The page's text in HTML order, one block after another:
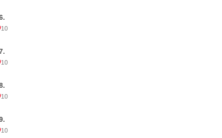
10
10
10
10